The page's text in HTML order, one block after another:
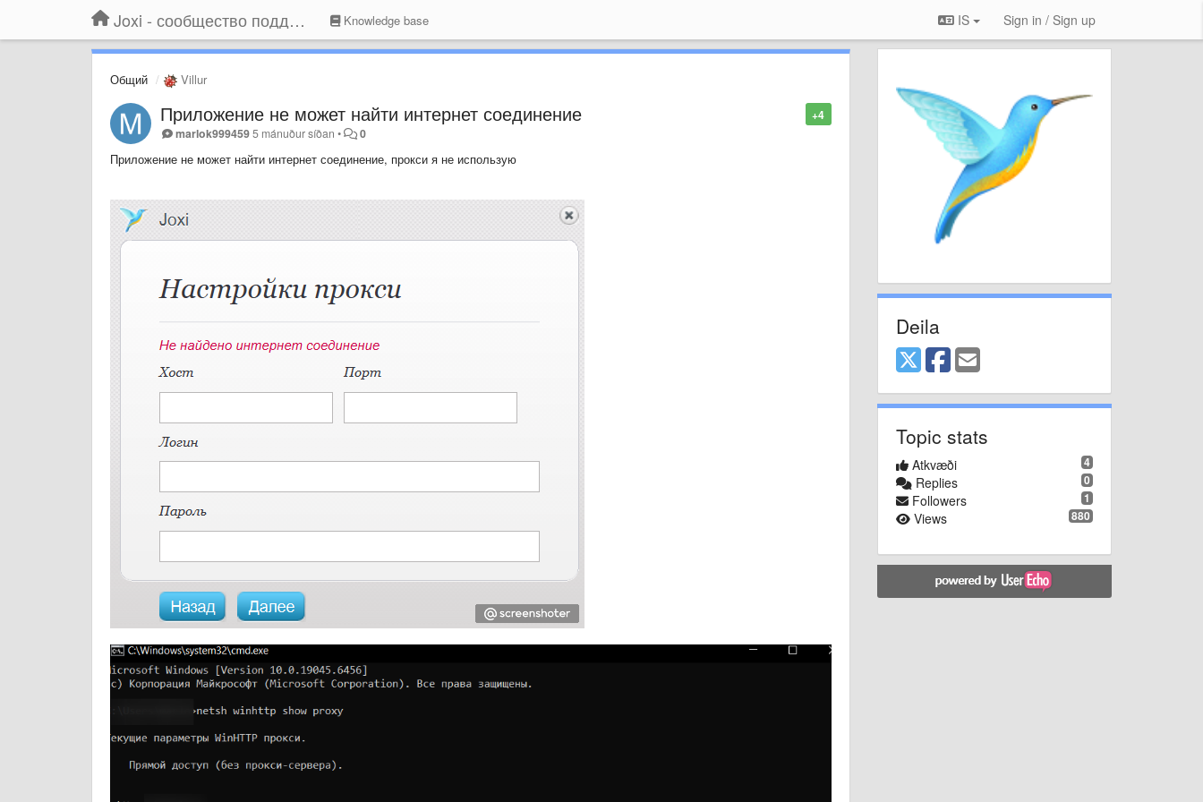
Joxi - сообщество поддержки Knowledge base IS Sign in / Sign up
Общий Villur
+4
Приложение не может найти интернет соединение
marlok9994595 mánuður síðan • 0
Приложение не может найти интернет соединение, прокси я не использую
Deila
Topic stats
4
Atkvæði
0
Replies
1
Followers
880
Views